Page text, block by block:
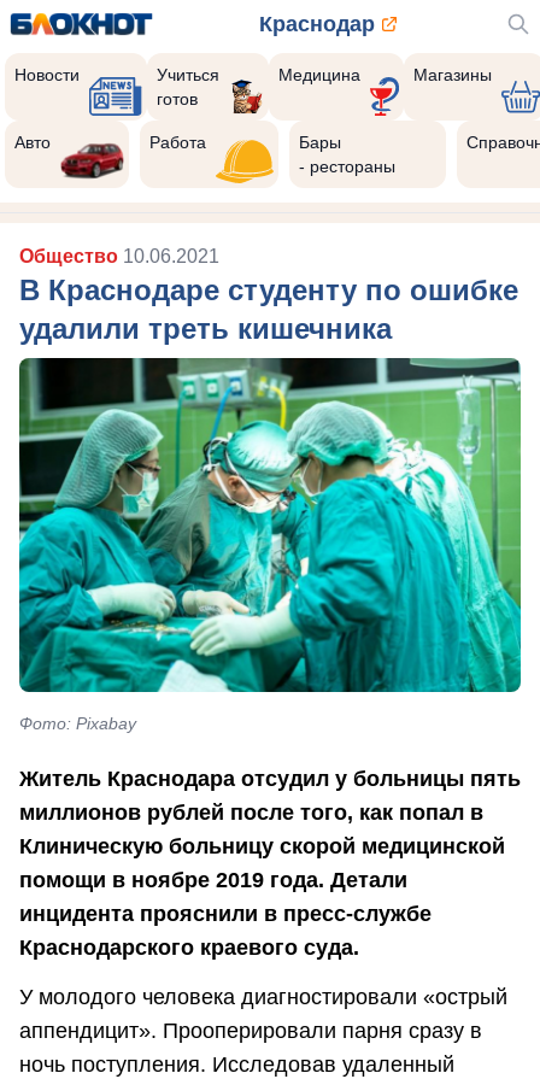
Краснодар
Новости
Учиться
готов
Медицина Магазины
Авто Работа
Бары
- рестораны
Общество 10.06.2021
В Краснодаре студенту по ошибке
удалили треть кишечника
Фото: Pixabay
Житель Краснодара отсудил у больницы пять
миллионов рублей после того, как попал в
Клиническую больницу скорой медицинской
помощи в ноябре 2019 года. Детали
инцидента прояснили в пресс-службе
Краснодарского краевого суда.
У молодого человека диагностировали «острый
аппендицит». Прооперировали парня сразу в
ночь поступления. Исследовав удаленный